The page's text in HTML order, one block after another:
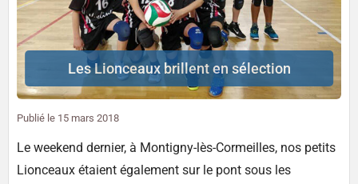
Les Lionceaux brillent en sélection
Publié le 15 mars 2018
Le weekend dernier, à Montigny-lès-Cormeilles, nos petits
Lionceaux étaient également sur le pont sous les